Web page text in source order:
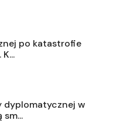
po katastrofie
dyplomatycznej w